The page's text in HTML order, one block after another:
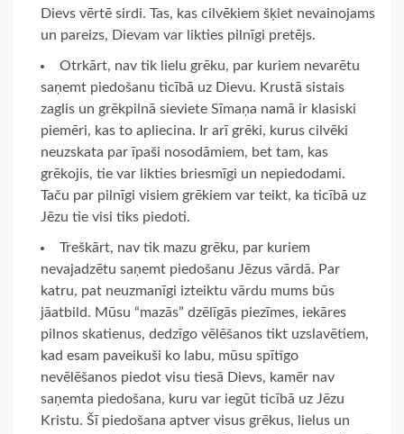
Dievs vērtē sirdi. Tas, kas cilvēkiem šķiet nevainojams
un pareizs, Dievam var likties pilnīgi pretējs.
Otrkārt, nav tik lielu grēku, par kuriem nevarētu
saņemt piedošanu ticībā uz Dievu. Krustā sistais
zaglis un grēkpilnā sieviete Sīmaņa namā ir klasiski
piemēri, kas to apliecina. Ir arī grēki, kurus cilvēki
neuzskata par īpaši nosodāmiem, bet tam, kas
grēkojis, tie var likties briesmīgi un nepiedodami.
Taču par pilnīgi visiem grēkiem var teikt, ka ticībā uz
Jēzu tie visi tiks piedoti.
Treškārt, nav tik mazu grēku, par kuriem
nevajadzētu saņemt piedošanu Jēzus vārdā. Par
katru, pat neuzmanīgi izteiktu vārdu mums būs
jāatbild. Mūsu “mazās” dzēlīgās piezīmes, iekāres
pilnos skatienus, dedzīgo vēlēšanos tikt uzslavētiem,
kad esam paveikuši ko labu, mūsu spītīgo
nevēlēšanos piedot visu tiesā Dievs, kamēr nav
saņemta piedošana, kuru var iegūt ticībā uz Jēzu
Kristu. Šī piedošana aptver visus grēkus, lielus un